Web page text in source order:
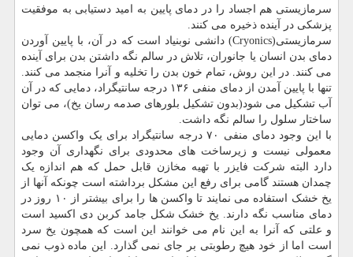
سرمازیستی هم اجساد را در دمای پایین به امید دستیابی به موفقیت
پزشکی در آینده ذخیره می کنند.
سرمازیستی(Cryonics) دانشی نوبنیاد است که در آن، با پایین آوردن
دمای بدن انسان یا جانوران، تلاش در سالم نگه داشتن بدن برای آینده
می کنند. در این روش، تمام خون بدن را تخلیه و آنرا منجمد می کنند.
تنها با پایین آمدن از دمای منفی ۱۳۶ درجه سانتیگراد، دمایی که در آن
آب تشکیل می شود(بدون تشکیل بلورهای صدمه رسان یخ)، می توان
ساختار سلول را سالم نگه داشت.
با این وجود دمای منفی ۷۰ درجه سانتیگراد برای یک واکسن دمایی
معمولی نیست و زیرساخت های محدودی برای نگهداری آن وجود
دارد البته شرکت فایزر با تهیه مخازن قابل حمل که هم اندازه یک
چمدان هستند گامی برای رفع این مشکل برداشته است چونکه آنها از
یخ خشک استفاده می نمایند تا واکسن ها را برای بیشتر از ۱۰ روز در
دمای مناسب نگه دارند. یخ خشک شکل جامد کربن دی اکسید است
و علتی که آنرا به این نام می خوانند این است که همچون یخ سرد
است اما از خود هیچ رطوبتی بر جای نمی گذارد. این ماده ذوب نمی